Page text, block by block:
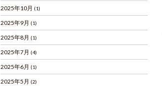
2025年10月 (1)
2025年9月 (1)
2025年8月 (1)
2025年7月 (4)
2025年6月 (1)
2025年5月 (2)